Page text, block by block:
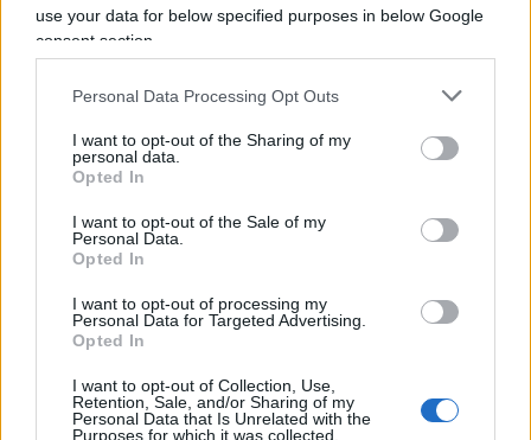
use your data for below specified purposes in below Google
consent section.
Personal Data Processing Opt Outs
I want to opt-out of the Sharing of my
personal data.
Opted In
I want to opt-out of the Sale of my
Personal Data.
Opted In
I want to opt-out of processing my
Personal Data for Targeted Advertising.
Opted In
I want to opt-out of Collection, Use,
Retention, Sale, and/or Sharing of my
Personal Data that Is Unrelated with the
Purposes for which it was collected.
Quando si parla di trasporti e di logistica non
questa prima tavola rotonda, l’amministratore
delegatoMatteo Del Fanteha snocciolato
numeri e novità, a partire dalla creazione di una
“Uber dei camionisti”: “Abbiamo investito in
un’azienda tedesca e stiamo cercando di spostare
la base in Italia. Il mercato dei camionisti è molto
frammentato e vogliamo aumentare il carico del
camion vuoti è fonte di guadagno”. Poste continua
a investire sulla sua presenza capillare sul